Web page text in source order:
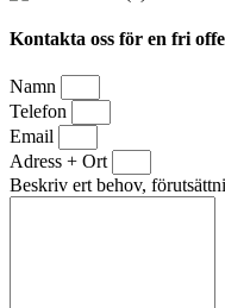
Kontakta oss för en fri
Namn
Telefon
Email
Adress + Ort
Beskriv ert behov,